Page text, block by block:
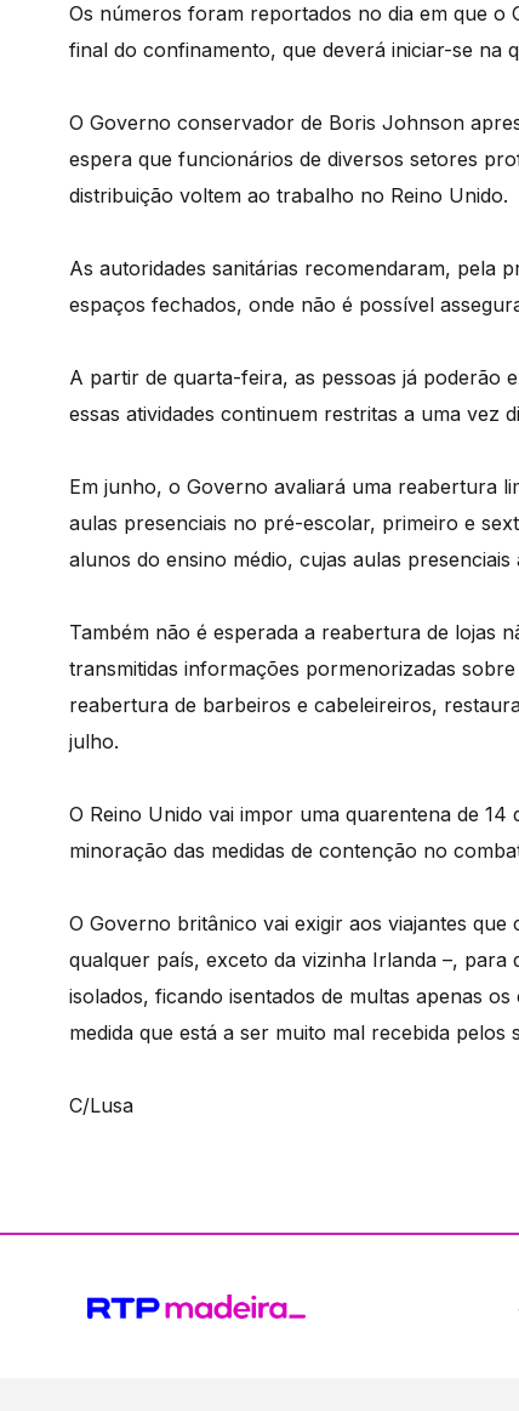
Os números foram reportados no dia em que
final do confinamento, que deverá iniciar-se na
O Governo conservador de Boris Johnson
espera que funcionários de diversos setores
distribuição voltem ao trabalho no Reino Unido.
As autoridades sanitárias recomendaram, pela
espaços fechados, onde não é possível
A partir de quarta-feira, as pessoas já poderão
essas atividades continuem restritas a uma vez
Em junho, o Governo avaliará uma reabertura
aulas presenciais no pré-escolar, primeiro e
alunos do ensino médio, cujas aulas
Também não é esperada a reabertura de lojas
transmitidas informações pormenorizadas
reabertura de barbeiros e cabeleireiros,
julho.
O Reino Unido vai impor uma quarentena de 14
minoração das medidas de contenção no
O Governo britânico vai exigir aos viajantes
qualquer país, exceto da vizinha Irlanda –, para
isolados, ficando isentados de multas apenas
medida que está a ser muito mal recebida
C/Lusa